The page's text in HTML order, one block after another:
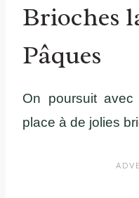
Brioches
Pâques
On poursuit
place à de jolies